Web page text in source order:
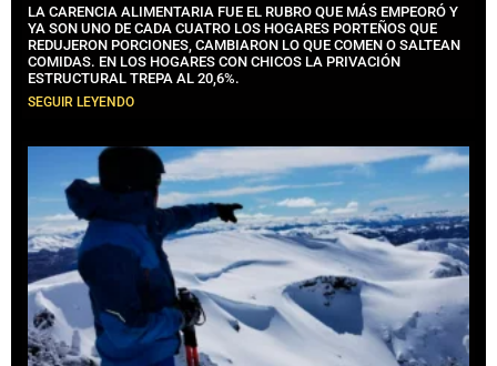
LA CARENCIA ALIMENTARIA FUE EL RUBRO QUE MÁS EMPEORÓ Y
YA SON UNO DE CADA CUATRO LOS HOGARES PORTEÑOS QUE
REDUJERON PORCIONES, CAMBIARON LO QUE COMEN O SALTEAN
COMIDAS. EN LOS HOGARES CON CHICOS LA PRIVACIÓN
ESTRUCTURAL TREPA AL 20,6%.
SEGUIR LEYENDO